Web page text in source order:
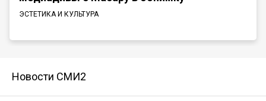
ЭСТЕТИКА И КУЛЬТУРА
Новости СМИ2